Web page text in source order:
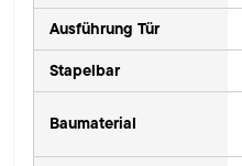
Ausführung Tür
Stapelbar
Baumaterial